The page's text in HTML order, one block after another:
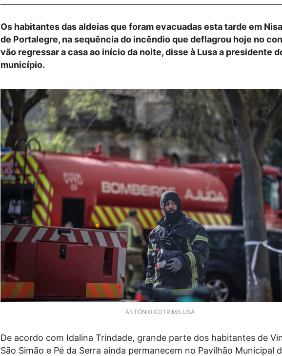
Os habitantes das aldeias que foram evacuadas esta tarde em
de Portalegre, na sequência do incêndio que deflagrou hoje no
vão regressar a casa ao início da noite, disse à Lusa a presidente
município.
ANTÓNIO COTRIM/LUSA
De acordo com Idalina Trindade, grande parte dos habitantes de
São Simão e Pé da Serra ainda permanecem no Pavilhão Municipal